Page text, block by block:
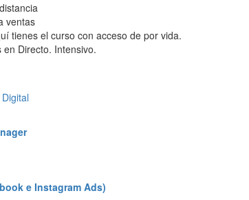
ventas
tienes el curso con acceso de por vida.
Directo. Intensivo.
e Instagram Ads)